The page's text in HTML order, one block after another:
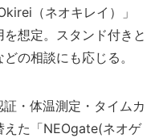
（ネオキレイ）」
想定。スタンド付きと
の相談にも応じる。
・体温測定・タイムカ
えた「NEOgate(ネオゲ